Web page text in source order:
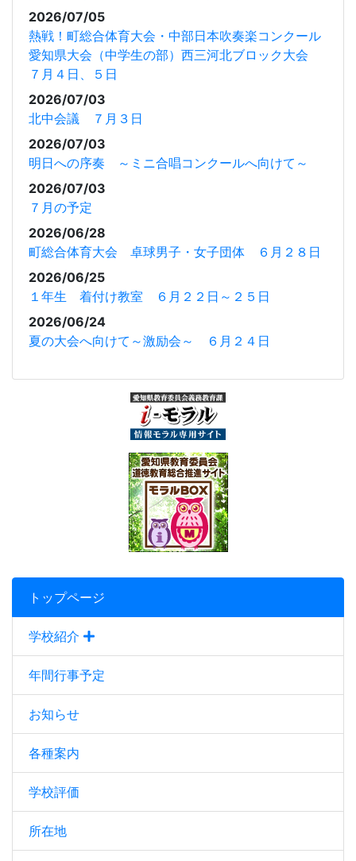
トップページ
学校紹介
年間行事予定
お知らせ
各種案内
学校評価
所在地
2026/07/05
熱戦！町総合体育大会・中部日本吹奏楽コンクール
愛知県大会（中学生の部）西三河北ブロック大会
７月４日、５日
2026/07/03
北中会議 ７月３日
2026/07/03
明日への序奏 ～ミニ合唱コンクールへ向けて～
2026/07/03
７月の予定
2026/06/28
町総合体育大会 卓球男子・女子団体 ６月２８日
2026/06/25
１年生 着付け教室 ６月２２日～２５日
2026/06/24
夏の大会へ向けて～激励会～ ６月２４日